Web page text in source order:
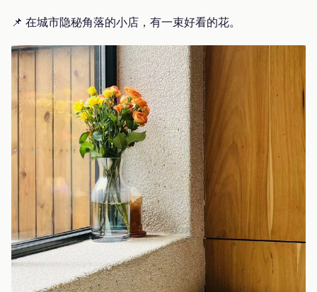
📌 在城市隐秘角落的小店，有一束好看的花。